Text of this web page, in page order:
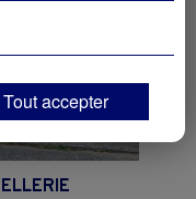
liées à la
techniquesseront
sur "Tout accepter",
et les modifier à tout
choix" situé en bas de
Tout accepter